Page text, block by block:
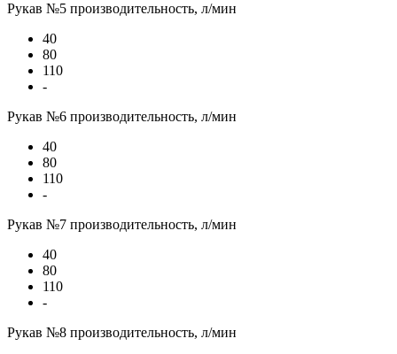
Рукав №5 производительность, л/мин
40
80
110
-
Рукав №6 производительность, л/мин
40
80
110
-
Рукав №7 производительность, л/мин
40
80
110
-
Рукав №8 производительность, л/мин